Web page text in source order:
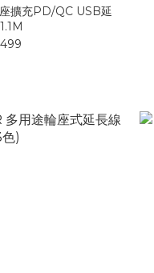
擴充PD/QC USB延